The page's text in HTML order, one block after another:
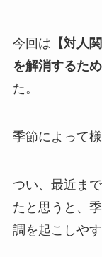
今回は 【対人
を解消するた
た。
季節によって
つい、最近ま
たと思うと、
調を起こしや